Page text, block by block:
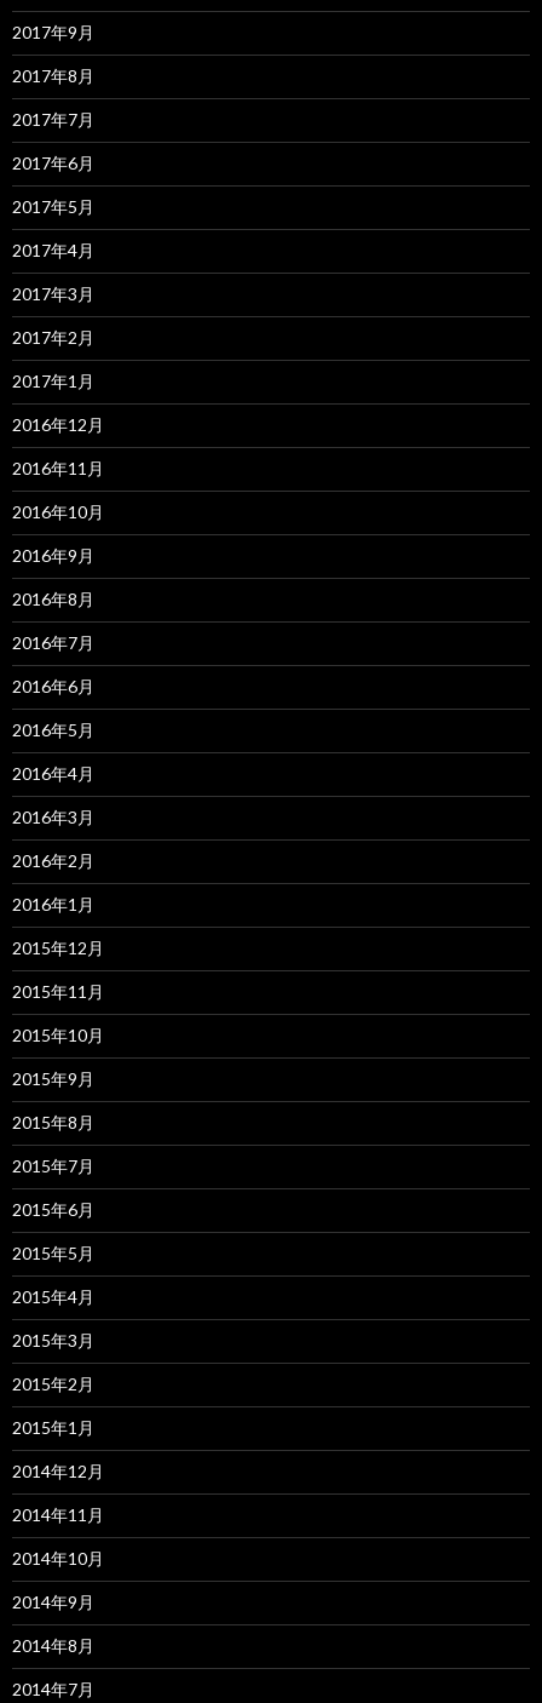
2017年9月
2017年8月
2017年7月
2017年6月
2017年5月
2017年4月
2017年3月
2017年2月
2017年1月
2016年12月
2016年11月
2016年10月
2016年9月
2016年8月
2016年7月
2016年6月
2016年5月
2016年4月
2016年3月
2016年2月
2016年1月
2015年12月
2015年11月
2015年10月
2015年9月
2015年8月
2015年7月
2015年6月
2015年5月
2015年4月
2015年3月
2015年2月
2015年1月
2014年12月
2014年11月
2014年10月
2014年9月
2014年8月
2014年7月